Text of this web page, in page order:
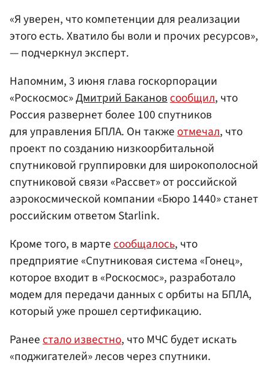
«Я уверен, что компетенции для реализации
этого есть. Хватило бы воли и прочих ресурсов»,
— подчеркнул эксперт.
Напомним, 3 июня глава госкорпорации
«Роскосмос»Дмитрий Бакановсообщил, что
Россия развернет более 100 спутников
для управления БПЛА. Он такжеотмечал, что
проект по созданию низкоорбитальной
спутниковой группировки для широкополосной
спутниковой связи «Рассвет» от российской
аэрокосмической компании «Бюро 1440» станет
российским ответом Starlink.
Кроме того, в мартесообщалось, что
предприятие «Спутниковая система «Гонец»,
которое входит в «Роскосмос», разработало
модем для передачи данных с орбиты на БПЛА,
который уже прошел сертификацию.
Ранеестало известно, что МЧС будет искать
«поджигателей» лесов через спутники.